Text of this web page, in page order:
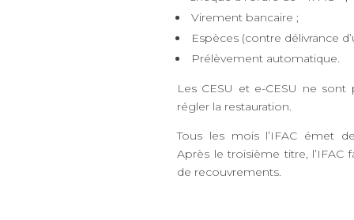
Virement bancaire ;
Espèces (contre délivrance
Prélèvement automatique.
Les CESU et e-CESU ne
régler la restauration.
Tous les mois l’IFAC émet
Après le troisième titre, l’IFAC
de recouvrements.